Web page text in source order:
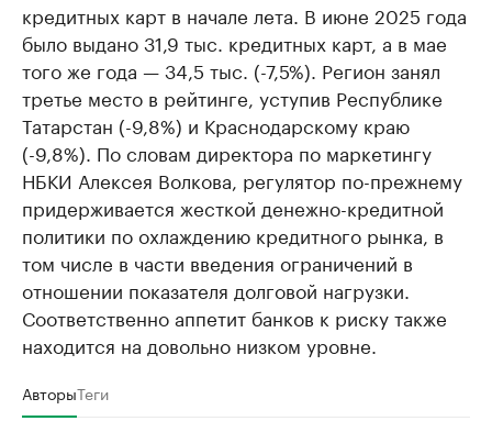
кредитных карт в начале лета. В июне 2025 года
было выдано 31,9 тыс. кредитных карт, а в мае
того же года — 34,5 тыс. (-7,5%). Регион занял
третье место в рейтинге, уступив Республике
Татарстан (-9,8%) и Краснодарскому краю
(-9,8%). По словам директора по маркетингу
НБКИ Алексея Волкова, регулятор по-прежнему
придерживается жесткой денежно-кредитной
политики по охлаждению кредитного рынка, в
том числе в части введения ограничений в
отношении показателя долговой нагрузки.
Соответственно аппетит банков к риску также
находится на довольно низком уровне.
АвторыТеги